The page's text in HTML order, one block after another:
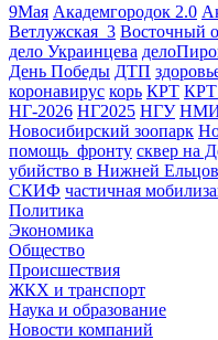
9Мая Академгородок 2.0
Ветлужская_3 Восточный
дело Украинцева
День Победы ДТП
коронавирус корь КРТ
НГ-2026 НГ2025 НГУ
Новосибирский зоопарк
помощь_фронту сквер на
убийство в Нижней
СКИФ частичная
Политика
Экономика
Общество
Происшествия
ЖКХ и транспорт
Наука и образование
Новости компаний